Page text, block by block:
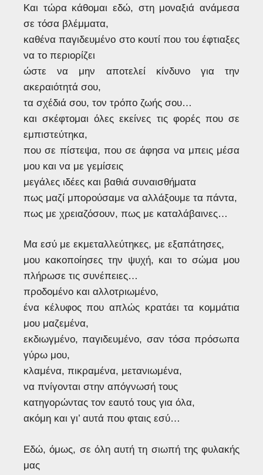
Και τώρα κάθομαι εδώ, στη μοναξιά ανάμεσα
σε τόσα βλέμματα,
καθένα παγιδευμένο στο κουτί που του έφτιαξες
να το περιορίζει
ώστε να μην αποτελεί κίνδυνο για την
ακεραιότητά σου,
τα σχέδιά σου, τον τρόπο ζωής σου…
και σκέφτομαι όλες εκείνες τις φορές που σε
εμπιστεύτηκα,
που σε πίστεψα, που σε άφησα να μπεις μέσα
μου και να με γεμίσεις
μεγάλες ιδέες και βαθιά συναισθήματα
πως μαζί μπορούσαμε να αλλάξουμε τα πάντα,
πως με χρειαζόσουν, πως με καταλάβαινες…
Μα εσύ με εκμεταλλεύτηκες, με εξαπάτησες,
μου κακοποίησες την ψυχή, και το σώμα μου
πλήρωσε τις συνέπειες…
προδομένο και αλλοτριωμένο,
ένα κέλυφος που απλώς κρατάει τα κομμάτια
μου μαζεμένα,
εκδιωγμένο, παγιδευμένο, σαν τόσα πρόσωπα
γύρω μου,
κλαμένα, πικραμένα, μετανιωμένα,
να πνίγονται στην απόγνωσή τους
κατηγορώντας τον εαυτό τους για όλα,
ακόμη και γι’ αυτά που φταις εσύ…
Εδώ, όμως, σε όλη αυτή τη σιωπή της φυλακής
μας